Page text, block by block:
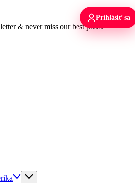
& never miss our best posts.
Prihlásiť sa